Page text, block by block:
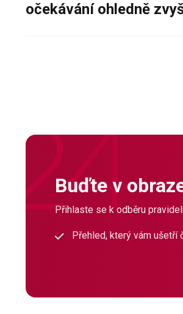
očekávání ohledně
Buďte v
Přihlaste se k odběru
Přehled, který vám ušetří